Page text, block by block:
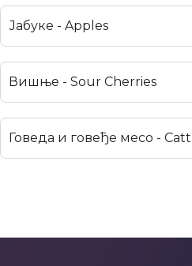
Јабуке - Apples
Вишње - Sour Cherries
Говеда и говеђе месо -